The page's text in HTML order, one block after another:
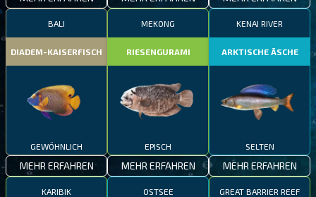
BALI
DIADEM-KAISERFISCH
GEWÖHNLICH
MEHR ERFAHREN
MEKONG
RIESENGURAMI
EPISCH
MEHR ERFAHREN
KENAI RIVER
ARKTISCHE ÄSCHE
SELTEN
MEHR ERFAHREN
KARIBIK OSTSEE GREAT BARRIER REEF